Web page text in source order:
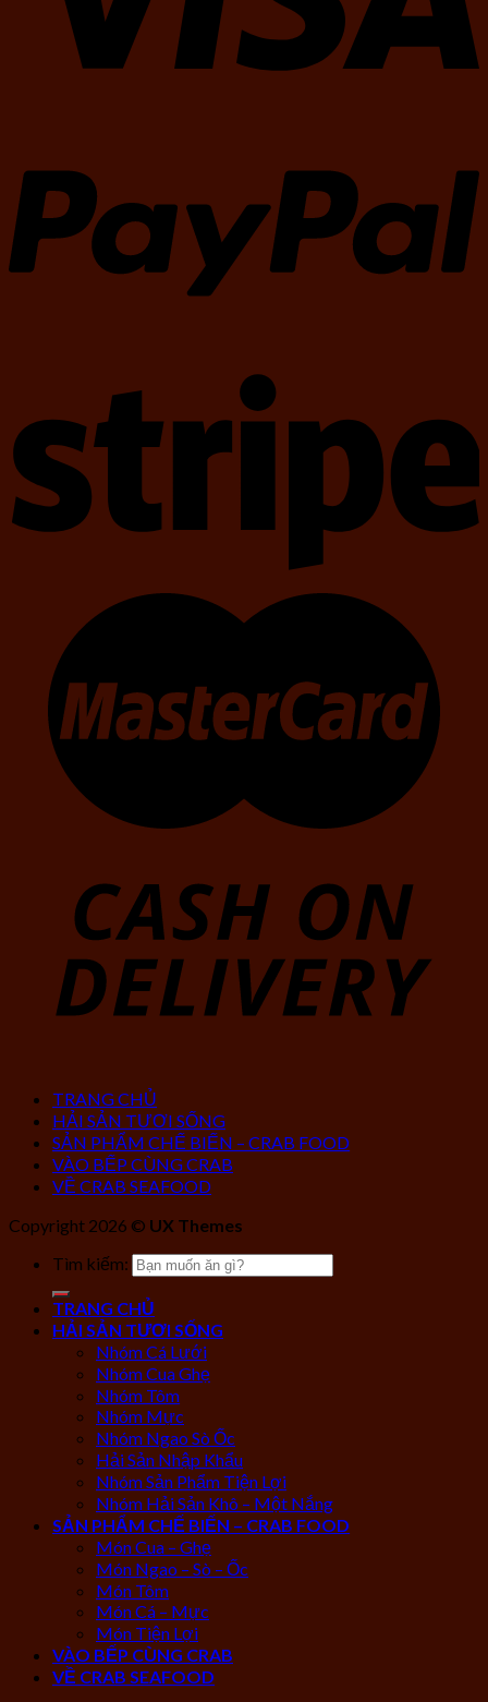
TRANG CHỦ
HẢI SẢN TƯƠI SỐNG
SẢN PHẨM CHẾ BIẾN – CRAB FOOD
VÀO BẾP CÙNG CRAB
VỀ CRAB SEAFOOD
Copyright 2026 © UX Themes
Tìm kiếm:
TRANG CHỦ
HẢI SẢN TƯƠI SỐNG
Nhóm Cá Lưới
Nhóm Cua Ghẹ
Nhóm Tôm
Nhóm Mực
Nhóm Ngao Sò Ốc
Hải Sản Nhập Khẩu
Nhóm Sản Phẩm Tiện Lợi
Nhóm Hải Sản Khô – Một Nắng
SẢN PHẨM CHẾ BIẾN – CRAB FOOD
Món Cua – Ghẹ
Món Ngao – Sò – Ốc
Món Tôm
Món Cá – Mực
Món Tiện Lợi
VÀO BẾP CÙNG CRAB
VỀ CRAB SEAFOOD